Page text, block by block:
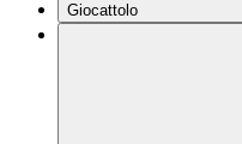
Giocattolo